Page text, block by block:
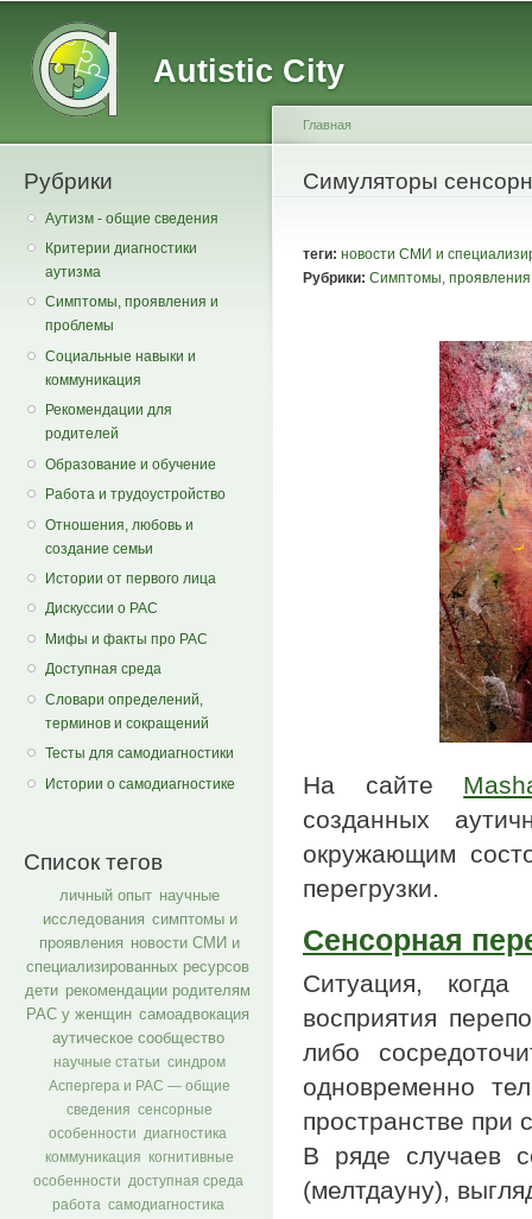
Autistic City
Рубрики
Аутизм - общие сведения
Критерии диагностики
аутизма
Симптомы, проявления и
проблемы
Социальные навыки и
коммуникация
Рекомендации для
родителей
Образование и обучение
Работа и трудоустройство
Отношения, любовь и
создание семьи
Истории от первого лица
Дискуссии о РАС
Мифы и факты про РАС
Доступная среда
Словари определений,
терминов и сокращений
Тесты для самодиагностики
Истории о самодиагностике
Список тегов
личный опыт научные
исследования симптомы и
проявления новости СМИ и
специализированных ресурсов
дети рекомендации родителям
РАС у женщин самоадвокация
аутическое сообщество
научные статьи синдром
Аспергера и РАС — общие
сведения сенсорные
особенности диагностика
коммуникация когнитивные
особенности доступная среда
работа самодиагностика
You are here
Главная
Симуляторы
теги: новости СМИ и
Рубрики: Симптомы,
На сайте
созданных
окружающим
перегрузки.
Сенсорная
Ситуация,
восприятия
либо
одновременно
пространстве при
В ряде случаев
(мелтдауну),